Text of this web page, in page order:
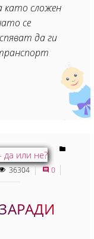
като сложен
се
да ги
36304 0